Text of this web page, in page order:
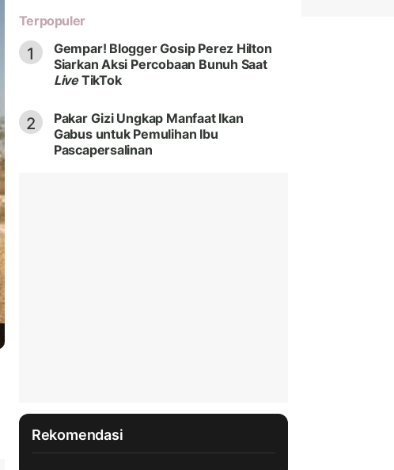
Terpopuler
1
Gempar! Blogger Gosip Perez Hilton
Siarkan Aksi Percobaan Bunuh Saat
LiveTikTok
2
Pakar Gizi Ungkap Manfaat Ikan
Gabus untuk Pemulihan Ibu
Pascapersalinan
Rekomendasi